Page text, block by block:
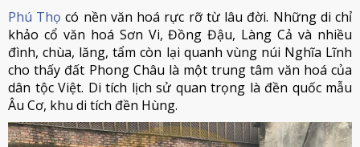
Phú Thọ có nền văn hoá rực rỡ từ lâu đời. Những di chỉ
khảo cổ văn hoá Sơn Vi, Đồng Đậu, Làng Cả và nhiều
đình, chùa, lăng, tẩm còn lại quanh vùng núi Nghĩa Lĩnh
cho thấy đất Phong Châu là một trung tâm văn hoá của
dân tộc Việt. Di tích lịch sử quan trọng là đền quốc mẫu
Âu Cơ, khu di tích đền Hùng.